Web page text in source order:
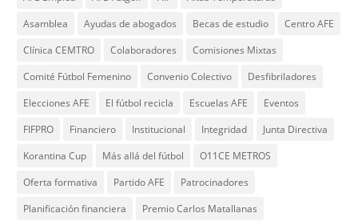
Asamblea
Ayudas de abogados Becas de estudio
Centro AFE
Clínica CEMTRO
Colaboradores
Comisiones Mixtas
Comité Fútbol Femenino
Convenio Colectivo
Desfibriladores
Elecciones AFE
El fútbol recicla Escuelas AFE
Eventos
FIFPRO
Financiero Institucional Integridad
Junta Directiva
Korantina Cup
Más allá del fútbol
O11CE METROS
Oferta formativa
Partido AFE
Patrocinadores
Planificación financiera
Premio Carlos Matallanas